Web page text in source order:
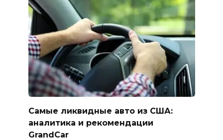
Самые ликвидные авто из США:
аналитика и рекомендации
GrandCar